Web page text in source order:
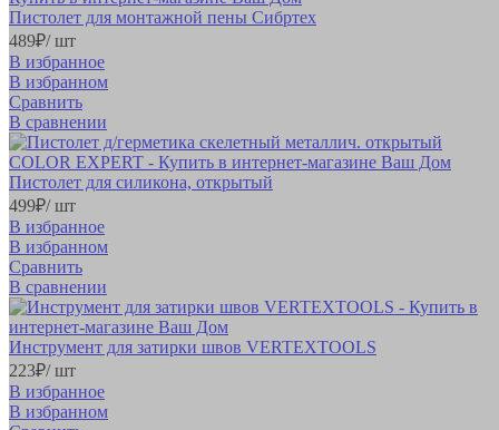
Пистолет для монтажной пены Сибртех
489₽/ шт
В избранное
В избранном
Сравнить
В сравнении
Пистолет для силикона, открытый
499₽/ шт
В избранное
В избранном
Сравнить
В сравнении
Инструмент для затирки швов VERTEXTOOLS
223₽/ шт
В избранное
В избранном